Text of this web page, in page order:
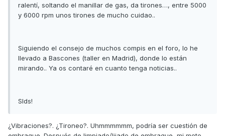
ralentí, soltando el manillar de gas, da tirones…, entre 5000
y 6000 rpm unos tirones de mucho cuidao..
Siguiendo el consejo de muchos compis en el foro, lo he
llevado a Bascones (taller en Madrid), donde lo están
mirando.. Ya os contaré en cuanto tenga noticias..
Slds!
¿Vibraciones?. ¿Tironeo?. Uhmmmmmm, podría ser cuestión de